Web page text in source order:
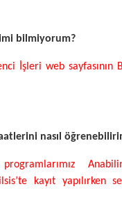
bilmiyorum?
İşleri web sayfasının
nasıl
kayıt